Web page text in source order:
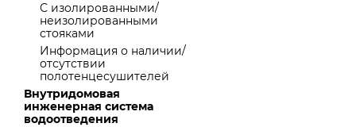
С изолированными/
неизолированными
стояками
Информация о наличии/
отсутствии
полотенцесушителей
Внутридомовая
инженерная система
водоотведения